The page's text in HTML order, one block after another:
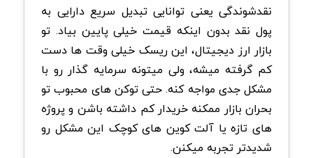
نقدشوندگی یعنی توانایی تبدیل سریع دارایی به
پول نقد بدون اینکه قیمت خیلی پایین بیاد. تو
بازار ارز دیجیتال، این ریسک خیلی وقت ها دست
کم گرفته میشه، ولی میتونه سرمایه گذار رو با
مشکل جدی مواجه کنه. حتی توکن های محبوب تو
بحران بازار ممکنه خریدار کم داشته باشن و پروژه
های تازه یا آلت کوین های کوچک این مشکل رو
شدیدتر تجربه میکنن.